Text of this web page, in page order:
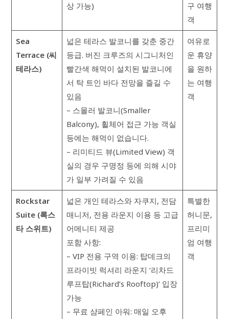
상 가능)
구 여행
객
Sea
Terrace (씨
테라스)
넓은 테라스 발코니를 갖춘 중간
등급. 버진 크루즈의 시그니처인
빨간색 해먹이 설치된 발코니에
서 탁 트인 바다 전망을 즐길 수
있음
– 스몰러 발코니(Smaller
Balcony), 휠체어 접근 가능 객실
등에는 해먹이 없습니다.
– 리미티드 뷰(Limited View) 객
실의 경우 구명정 등에 의해 시야
가 일부 가려질 수 있음
여유로
운 휴양
을 원하
는 여행
객
Rockstar
Suite (록스
타 스위트)
넓은 개인 테라스와 자쿠지, 전담
매니저, 전용 라운지 이용 등 고급
어메니티 제공
포함 사항:
– VIP 전용 구역 이용: 탑데크의
프라이빗 럭셔리 라운지 ‘리차드
루프탑(Richard’s Rooftop)’ 입장
가능
– 무료 샴페인 아워: 매일 오후
특별한
허니문,
프리미
엄 여행
객